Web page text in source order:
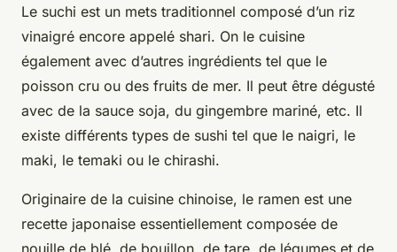
Le suchi est un mets traditionnel composé d’un riz
vinaigré encore appelé shari. On le cuisine
également avec d’autres ingrédients tel que le
poisson cru ou des fruits de mer. Il peut être dégusté
avec de la sauce soja, du gingembre mariné, etc. Il
existe différents types de sushi tel que le naigri, le
maki, le temaki ou le chirashi.
Originaire de la cuisine chinoise, le ramen est une
recette japonaise essentiellement composée de